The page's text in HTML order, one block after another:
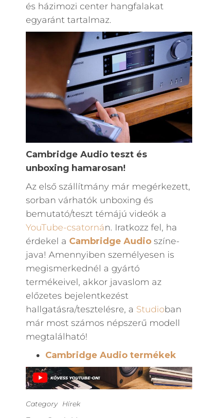
és házimozi center hangfalakat
egyaránt tartalmaz.
Cambridge Audio teszt és
unboxing hamarosan!
Az első szállítmány már megérkezett,
sorban várhatók unboxing és
bemutató/teszt témájú videók a
YouTube-csatornán. Iratkozz fel, ha
érdekel a Cambridge Audioszíne-
java! Amennyiben személyesen is
megismerkednél a gyártó
termékeivel, akkor javaslom az
előzetes bejelentkezést
hallgatásra/tesztelésre, a Studioban
már most számos népszerű modell
megtalálható!
Cambridge Audio termékek
Category
Hírek